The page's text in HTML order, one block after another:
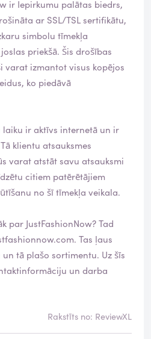
ir Iepirkumu palātas biedrs,
ar SSL/TSL sertifikātu,
simbolu tīmekļa
Šis drošības
varat izmantot visus kopējos
ko piedāvā
laiku ir aktīvs internetā un ir
citiem patērētājiem
no šī tīmekļa veikala.
par JustFashionNow? Tad
. Tas ļaus
plašo sortimentu. Uz šīs
un darba
Rakstīts no: ReviewXL